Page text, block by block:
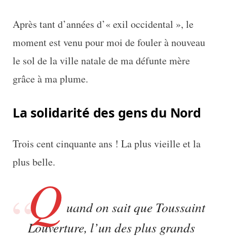
Après tant d’années d’« exil occidental », le
moment est venu pour moi de fouler à nouveau
le sol de la ville natale de ma défunte mère
grâce à ma plume.
La solidarité des gens du Nord
Trois cent cinquante ans ! La plus vieille et la
plus belle.
Q uand on sait que Toussaint
Louverture, l’un des plus grands